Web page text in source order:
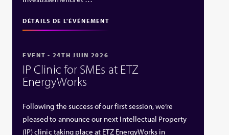
DÉTAILS DE L'ÉVÉNEMENT
EVENT - 24TH JUIN 2026
IP Clinic for SMEs at ETZ
EnergyWorks
Following the success of our first session, we’re
pleased to announce our next Intellectual Property
(IP) clinic taking place at ETZ EnergyWorks in